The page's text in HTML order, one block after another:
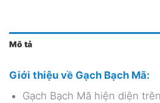
Mô tả
Giới thiệu về Gạch Bạch Mã:
Gạch Bạch Mã hiện diện